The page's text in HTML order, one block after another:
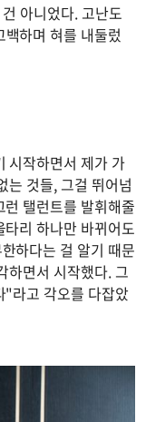
아니었다. 고난도
하며 혀를 내둘렀
시작하면서 제가 가
는 것들, 그걸 뛰어넘
탤런트를 발휘해줄
리 하나만 바뀌어도
하다는 걸 알기 때문
하면서 시작했다. 그
"라고 각오를 다잡았